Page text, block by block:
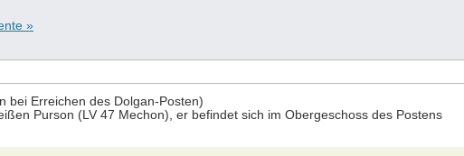
»
bei Erreichen des Dolgan-Posten)
Purson (LV 47 Mechon), er befindet sich im Obergeschoss des Postens